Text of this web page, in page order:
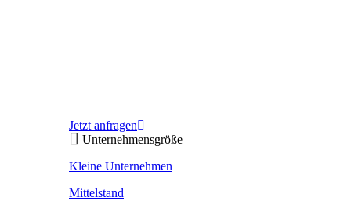
Jetzt anfragen
Unternehmensgröße
Kleine Unternehmen
Mittelstand